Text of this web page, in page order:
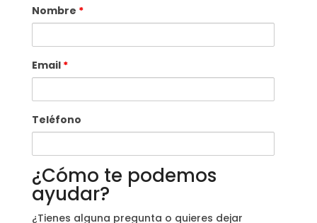
Nombre *
Email *
Teléfono
¿Cómo te podemos
ayudar?
¿Tienes alguna pregunta o quieres dejar